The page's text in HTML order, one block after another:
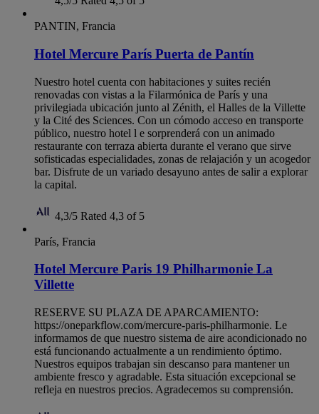
PANTIN, Francia
Hotel Mercure París Puerta de Pantín
Nuestro hotel cuenta con habitaciones y suites recién
renovadas con vistas a la Filarmónica de París y una
privilegiada ubicación junto al Zénith, el Halles de la Villette
y la Cité des Sciences. Con un cómodo acceso en transporte
público, nuestro hotel l e sorprenderá con un animado
restaurante con terraza abierta durante el verano que sirve
sofisticadas especialidades, zonas de relajación y un acogedor
bar. Disfrute de un variado desayuno antes de salir a explorar
la capital.
4,3/5 Rated 4,3 of 5
París, Francia
Hotel Mercure Paris 19 Philharmonie La
Villette
RESERVE SU PLAZA DE APARCAMIENTO:
https://oneparkflow.com/mercure-paris-philharmonie. Le
informamos de que nuestro sistema de aire acondicionado no
está funcionando actualmente a un rendimiento óptimo.
Nuestros equipos trabajan sin descanso para mantener un
ambiente fresco y agradable. Esta situación excepcional se
refleja en nuestros precios. Agradecemos su comprensión.